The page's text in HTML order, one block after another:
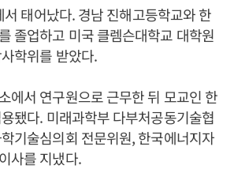
태어났다. 경남 진해고등학교와 한
졸업하고 미국 클렘슨대학교 대학원
학위를 받았다.
에서 연구원으로 근무한 뒤 모교인 한
됐다. 미래과학부 다부처공동기술협
기술심의회 전문위원, 한국에너지자
사를 지냈다.